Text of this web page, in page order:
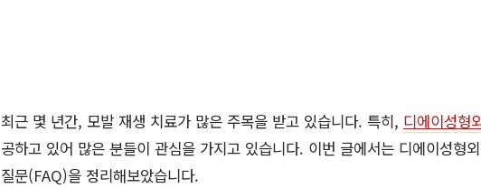
최근 몇 년간, 모발 재생 치료가 많은 주목을 받고 있습니다. 특히, 디에이성형
공하고 있어 많은 분들이 관심을 가지고 있습니다. 이번 글에서는 디에이성형
질문(FAQ)을 정리해보았습니다.